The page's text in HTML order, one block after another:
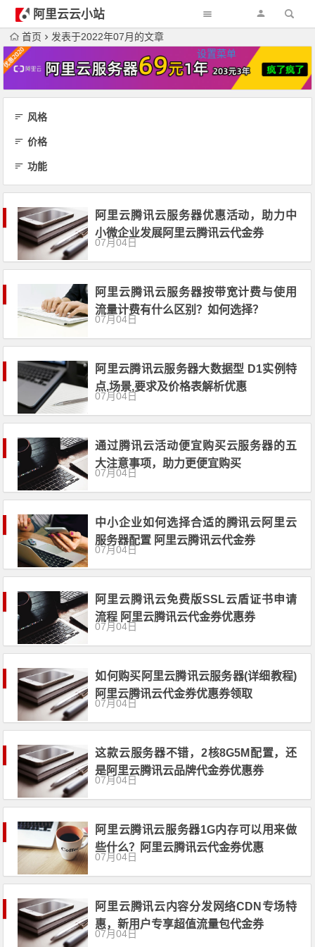
阿里云云小站
设置菜单
首页 发表于2022年07月的文章
风格
价格
功能
阿里云腾讯云服务器优惠活动，助力中
小微企业发展阿里云腾讯云代金券
07月04日
阿里云腾讯云服务器按带宽计费与使用
流量计费有什么区别？如何选择？
07月04日
阿里云腾讯云服务器大数据型 D1实例特
点,场景,要求及价格表解析优惠
07月04日
通过腾讯云活动便宜购买云服务器的五
大注意事项，助力更便宜购买
07月04日
中小企业如何选择合适的腾讯云阿里云
服务器配置 阿里云腾讯云代金券
07月04日
阿里云腾讯云免费版SSL云盾证书申请
流程 阿里云腾讯云代金券优惠券
07月04日
如何购买阿里云腾讯云服务器(详细教程)
阿里云腾讯云代金券优惠券领取
07月04日
这款云服务器不错，2核8G5M配置，还
是阿里云腾讯云品牌代金券优惠券
07月04日
阿里云腾讯云服务器1G内存可以用来做
些什么？阿里云腾讯云代金券优惠
07月04日
阿里云腾讯云内容分发网络CDN专场特
惠，新用户专享超值流量包代金券
07月04日